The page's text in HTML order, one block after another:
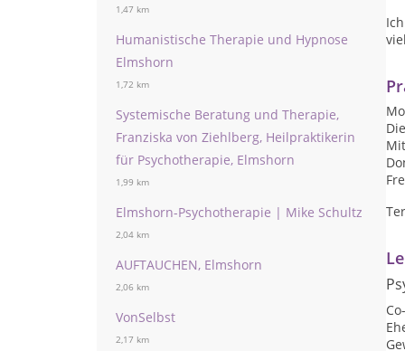
1,47 km
Humanistische Therapie und Hypnose
Elmshorn
1,72 km
Systemische Beratung und Therapie,
Franziska von Ziehlberg, Heilpraktikerin
für Psychotherapie, Elmshorn
1,99 km
Elmshorn-Psychotherapie | Mike Schultz
2,04 km
AUFTAUCHEN, Elmshorn
2,06 km
VonSelbst
2,17 km